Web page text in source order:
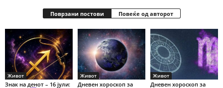
Поврзани постови Повеќе од авторот
Живот
Знак на денот – 16 јули:
Живот
Дневен хороскоп за
Живот
Дневен хороскоп за